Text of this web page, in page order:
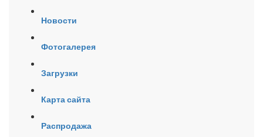
Новости
Фотогалерея
Загрузки
Карта сайта
Распродажа